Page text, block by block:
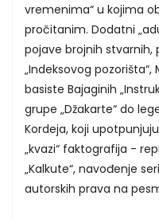
vremenima“ u kojima
pročitanim. Dodatni
pojave brojnih stvarnih,
„Indeksovog
basiste Bajaginih
grupe „Džakarte“ do
Kordeja, koji
„kvazi“ faktografija -
„Kalkute“, navođenje
autorskih prava na